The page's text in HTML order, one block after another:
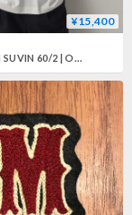
¥15,400
ATON SUVIN 60/2 | OVERSIZED S/S T-SHIRT